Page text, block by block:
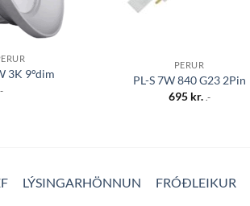
3K 9°dim
.-
PERUR
PL-S 7W 840 G23 2Pin
695 kr. .-
LÝSINGARHÖNNUN FRÓÐLEIKUR